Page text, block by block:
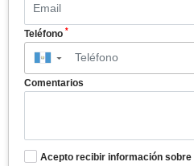
Teléfono *
▼
Comentarios
Acepto recibir información